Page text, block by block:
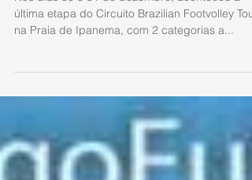
Brazilian Footvolley Tour -
Etapa Final
última etapa do Circuito Brazilian Footvolley Tour
na Praia de Ipanema, com 2 categorias a...